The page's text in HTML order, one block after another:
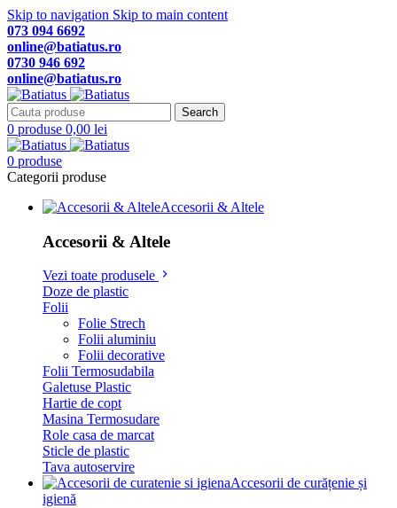
Skip to navigation Skip to main content
073 094 6692
online@batiatus.ro
0730 946 692
online@batiatus.ro
Search
0 produse 0,00 lei
0 produse
Categorii produse
Accesorii & Altele
Accesorii & Altele
Vezi toate produsele
Doze de plastic
Folii
Folie Strech
Folii aluminiu
Folii decorative
Folii Termosudabila
Galetuse Plastic
Hartie de copt
Masina Termosudare
Role casa de marcat
Sticle de plastic
Tava autoservire
Accesorii de curățenie și
igienă